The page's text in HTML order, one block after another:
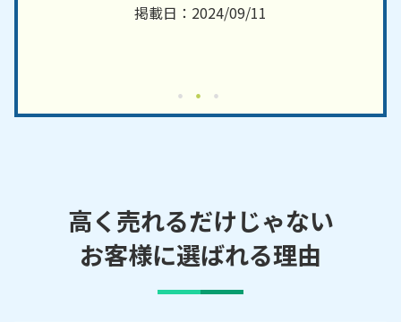
掲載日：2024/09/11
高く売れるだけじゃない
お客様に選ばれる理由